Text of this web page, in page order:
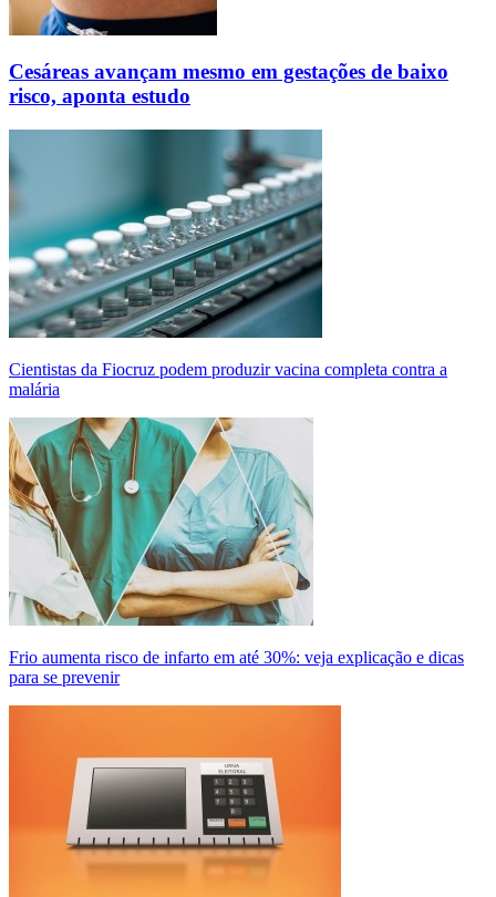
Cesáreas avançam mesmo em gestações de baixo
risco, aponta estudo
Cientistas da Fiocruz podem produzir vacina completa contra a
malária
Frio aumenta risco de infarto em até 30%: veja explicação e dicas
para se prevenir